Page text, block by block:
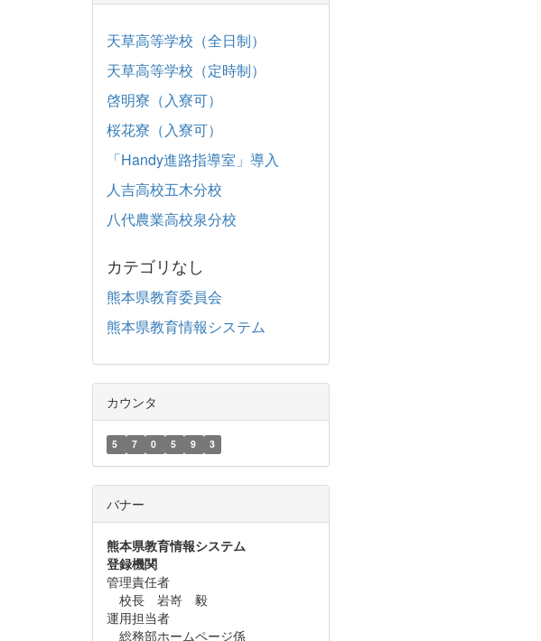
天草高等学校（全日制）
天草高等学校（定時制）
啓明寮（入寮可）
桜花寮（入寮可）
「Handy進路指導室」導入
人吉高校五木分校
八代農業高校泉分校
カテゴリなし
熊本県教育委員会
熊本県教育情報システム
カウンタ
5 7 0 5 9 3
バナー
熊本県教育情報システム
登録機関
管理責任者
校長 岩嵜 毅
運用担当者
総務部ホームページ係